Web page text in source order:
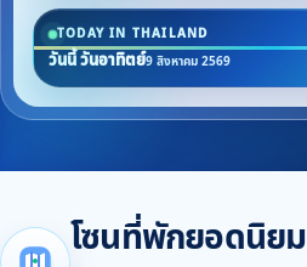
TODAY IN THAILAND
วันนี้ วันอาทิตย์9 สิงหาคม 2569
โซนที่พักยอดนิยม